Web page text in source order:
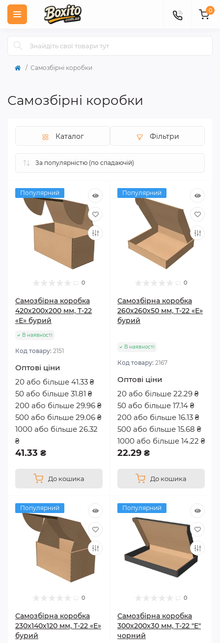
0
Самозбірні коробки
Самозбірні коробки
Каталог Фільтри
Популярний
0
Самозбірна коробка
420х200х200 мм, Т-22
«Е» бурий
В наявності
Код товару: 2151
Оптові ціни
20 або більше 41.33 ₴
50 або більше 31.81 ₴
200 або більше 29.96 ₴
500 або більше 29.06 ₴
1000 або більше 26.32
₴
41.33 ₴
До кошика
Популярний
0
Самозбірна коробка
260х260х50 мм, Т-22 «Е»
бурий
В наявності
Код товару: 2167
Оптові ціни
20 або більше 22.29 ₴
50 або більше 17.14 ₴
200 або більше 16.13 ₴
500 або більше 15.68 ₴
1000 або більше 14.22 ₴
22.29 ₴
До кошика
Популярний
0
Самозбірна коробка
230х140х120 мм, Т-22 «Е»
бурий
Популярний
0
Самозбірна коробка
300х200х30 мм, Т-22 "Е"
чорний